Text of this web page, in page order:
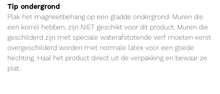
Tip ondergrond
Plak het magneetbehang op een gladde ondergrond. Muren die
een korrel hebben, zijn NIET geschikt voor dit product. Muren die
geschilderd zijn met speciale waterafstotende verf moeten eerst
overgeschilderd worden met normale latex voor een goede
hechting. Haal het product direct uit de verpakking en bewaar ze
plat.